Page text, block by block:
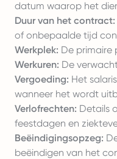
datum waarop het
Duur van het contract:
of onbepaalde tijd
Werkplek: De primaire
Werkuren: De
Vergoeding: Het
wanneer het wordt
Verlofrechten: Details
feestdagen en
Beëindigingsopzeg:
beëindigen van het